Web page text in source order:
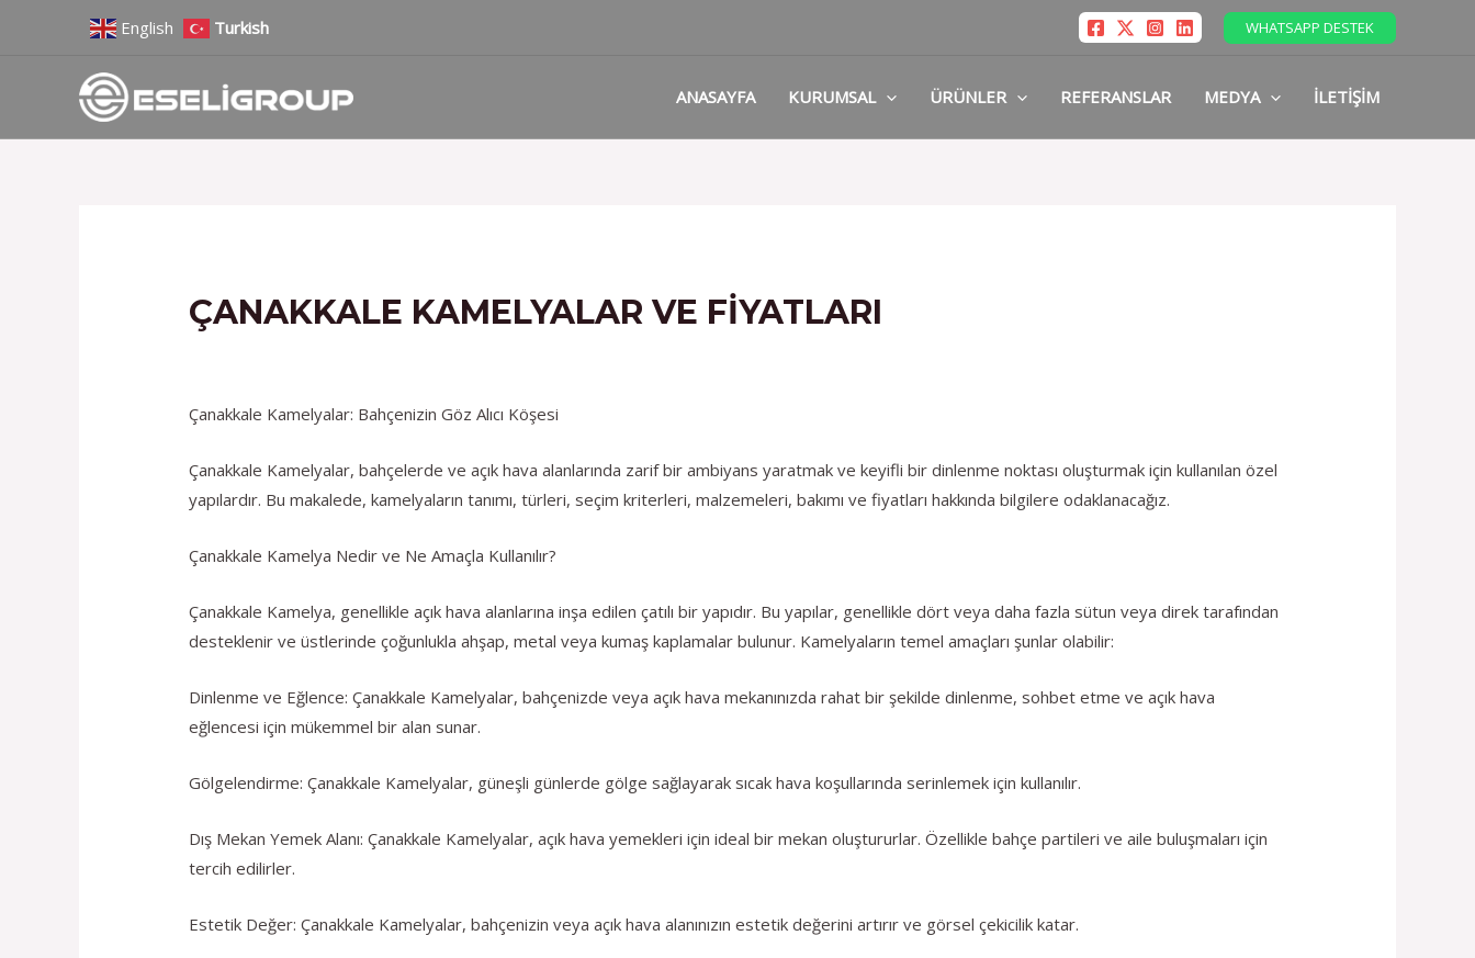
English Turkish WHATSAPP DESTEK
ANASAYFA KURUMSAL ÜRÜNLER REFERANSLAR MEDYA İLETIŞIM
ÇANAKKALE KAMELYALAR VE FIYATLARI
Çanakkale Kamelyalar: Bahçenizin Göz Alıcı Köşesi
Çanakkale Kamelyalar, bahçelerde ve açık hava alanlarında zarif bir ambiyans yaratmak ve keyifli bir dinlenme noktası oluşturmak için kullanılan özel
yapılardır. Bu makalede, kamelyaların tanımı, türleri, seçim kriterleri, malzemeleri, bakımı ve fiyatları hakkında bilgilere odaklanacağız.
Çanakkale Kamelya Nedir ve Ne Amaçla Kullanılır?
Çanakkale Kamelya, genellikle açık hava alanlarına inşa edilen çatılı bir yapıdır. Bu yapılar, genellikle dört veya daha fazla sütun veya direk tarafından
desteklenir ve üstlerinde çoğunlukla ahşap, metal veya kumaş kaplamalar bulunur. Kamelyaların temel amaçları şunlar olabilir:
Dinlenme ve Eğlence: Çanakkale Kamelyalar, bahçenizde veya açık hava mekanınızda rahat bir şekilde dinlenme, sohbet etme ve açık hava
eğlencesi için mükemmel bir alan sunar.
Gölgelendirme: Çanakkale Kamelyalar, güneşli günlerde gölge sağlayarak sıcak hava koşullarında serinlemek için kullanılır.
Dış Mekan Yemek Alanı: Çanakkale Kamelyalar, açık hava yemekleri için ideal bir mekan oluştururlar. Özellikle bahçe partileri ve aile buluşmaları için
tercih edilirler.
Estetik Değer: Çanakkale Kamelyalar, bahçenizin veya açık hava alanınızın estetik değerini artırır ve görsel çekicilik katar.
gezinmesi